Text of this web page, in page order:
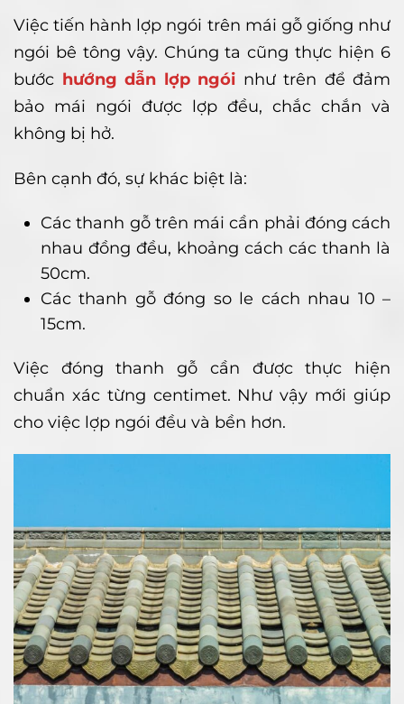
Việc tiến hành lợp ngói trên mái gỗ giống như
ngói bê tông vậy. Chúng ta cũng thực hiện 6
bước hướng dẫn lợp ngói như trên để đảm
bảo mái ngói được lợp đều, chắc chắn và
không bị hở.
Bên cạnh đó, sự khác biệt là:
Các thanh gỗ trên mái cần phải đóng cách
nhau đồng đều, khoảng cách các thanh là
50cm.
Các thanh gỗ đóng so le cách nhau 10 –
15cm.
Việc đóng thanh gỗ cần được thực hiện
chuẩn xác từng centimet. Như vậy mới giúp
cho việc lợp ngói đều và bền hơn.